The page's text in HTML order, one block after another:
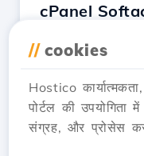
cPanel
2 साल पहले अपडेट हुआ
वेब एप्लिकेशन
प्लगइन का उपयोग
Wordpress
चरण-दर-चरण गाइड।
// cookies
Hostico
पोर्टल की
संग्रह, और प्रोसेस